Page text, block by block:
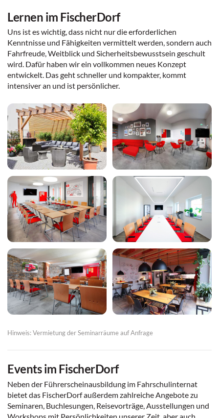
Lernen im FischerDorf
Uns ist es wichtig, dass nicht nur die erforderlichen
Kenntnisse und Fähigkeiten vermittelt werden, sondern auch
Fahrfreude, Weitblick und Sicherheitsbewusstsein geschult
wird. Dafür haben wir ein vollkommen neues Konzept
entwickelt. Das geht schneller und kompakter, kommt
intensiver an und ist persönlicher.
Hinweis: Vermietung der Seminarräume auf Anfrage
Events im FischerDorf
Neben der Führerscheinausbildung im Fahrschulinternat
bietet das FischerDorf außerdem zahlreiche Angebote zu
Seminaren, Buchlesungen, Reisevorträge, Ausstellungen und
Workshops mit Persönlichkeiten unserer Zeit, aber auch